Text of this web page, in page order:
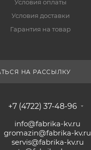
Условия оплаты
Условия доставки
Гарантия на товар
НА РАССЫЛКУ
+7 (4722) 37-48-96
info@fabrika-kv.ru
gromazin@fabrika-kv.ru
servis@fabrika-kv.ru